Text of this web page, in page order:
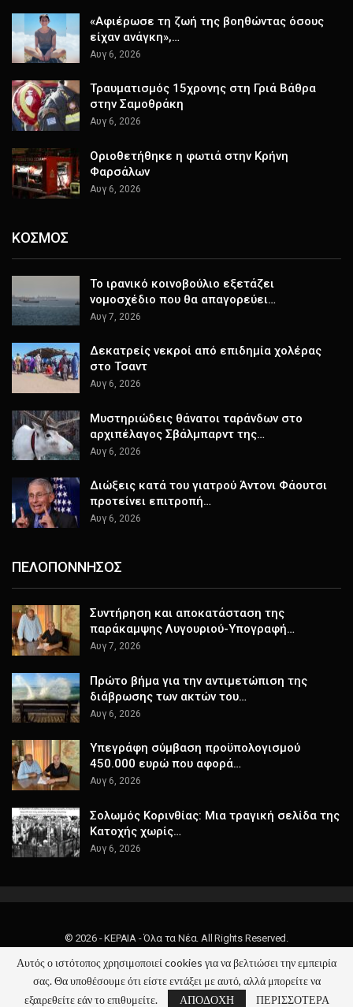
«Αφιέρωσε τη ζωή της βοηθώντας όσους
είχαν ανάγκη»,…
Αυγ 6, 2026
Τραυματισμός 15χρονης στη Γριά Βάθρα
στην Σαμοθράκη
Αυγ 6, 2026
Οριοθετήθηκε η φωτιά στην Κρήνη
Φαρσάλων
Αυγ 6, 2026
ΚΟΣΜΟΣ
Το ιρανικό κοινοβούλιο εξετάζει
νομοσχέδιο που θα απαγορεύει…
Αυγ 7, 2026
Δεκατρείς νεκροί από επιδημία χολέρας
στο Τσαντ
Αυγ 6, 2026
Μυστηριώδεις θάνατοι ταράνδων στο
αρχιπέλαγος Σβάλμπαρντ της…
Αυγ 6, 2026
Διώξεις κατά του γιατρού Άντονι Φάουτσι
προτείνει επιτροπή…
Αυγ 6, 2026
ΠΕΛΟΠΟΝΝΗΣΟΣ
Συντήρηση και αποκατάσταση της
παράκαμψης Λυγουριού-Υπογραφή…
Αυγ 7, 2026
Πρώτο βήμα για την αντιμετώπιση της
διάβρωσης των ακτών του…
Αυγ 6, 2026
Υπεγράφη σύμβαση προϋπολογισμού
450.000 ευρώ που αφορά…
Αυγ 6, 2026
Σολωμός Κορινθίας: Μια τραγική σελίδα της
Κατοχής χωρίς…
Αυγ 6, 2026
© 2026 - ΚΕΡΑΙΑ - Όλα τα Νέα. All Rights Reserved.
Website Design:keraia.gr
Αυτός ο ιστότοπος χρησιμοποιεί cookies για να βελτιώσει την εμπειρία
σας. Θα υποθέσουμε ότι είστε εντάξει με αυτό, αλλά μπορείτε να
εξαιρεθείτε εάν το επιθυμείτε.
ΑΠΟΔΟΧΗ ΠΕΡΙΣΣΟΤΕΡΑ